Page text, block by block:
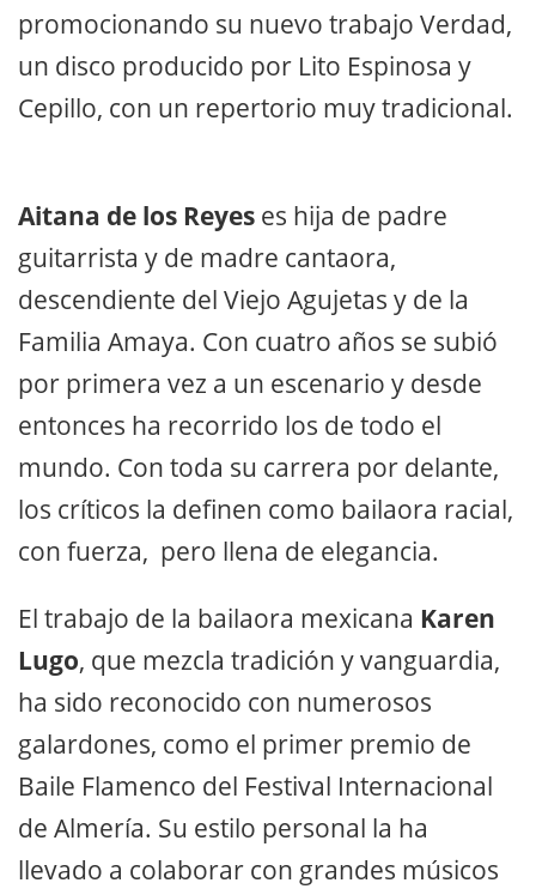
promocionando su nuevo trabajo Verdad,
un disco producido por Lito Espinosa y
Cepillo, con un repertorio muy tradicional.
Aitana de los Reyes es hija de padre
guitarrista y de madre cantaora,
descendiente del Viejo Agujetas y de la
Familia Amaya. Con cuatro años se subió
por primera vez a un escenario y desde
entonces ha recorrido los de todo el
mundo. Con toda su carrera por delante,
los críticos la definen como bailaora racial,
con fuerza, pero llena de elegancia.
El trabajo de la bailaora mexicana Karen
Lugo, que mezcla tradición y vanguardia,
ha sido reconocido con numerosos
galardones, como el primer premio de
Baile Flamenco del Festival Internacional
de Almería. Su estilo personal la ha
llevado a colaborar con grandes músicos